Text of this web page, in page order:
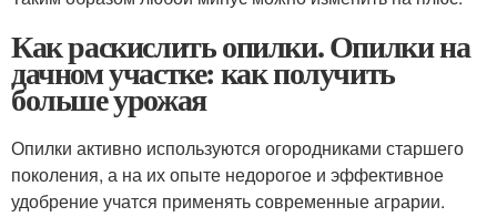
Как раскислить опилки. Опилки на
дачном участке: как получить
больше урожая
Опилки активно используются огородниками старшего
поколения, а на их опыте недорогое и эффективное
удобрение учатся применять современные аграрии.